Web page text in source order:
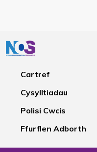
Cartref
Cysylltiadau
Polisi Cwcis
Ffurflen Adborth